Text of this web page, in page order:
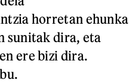
horretan ehunka
sunitak dira, eta
ere bizi dira.